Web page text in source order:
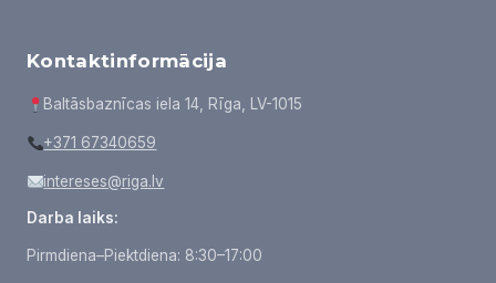
Kontaktinformācija
Baltāsbaznīcas iela 14, Rīga, LV-1015
+371 67340659
intereses@riga.lv
Darba laiks:
Pirmdiena–Piektdiena: 8:30–17:00